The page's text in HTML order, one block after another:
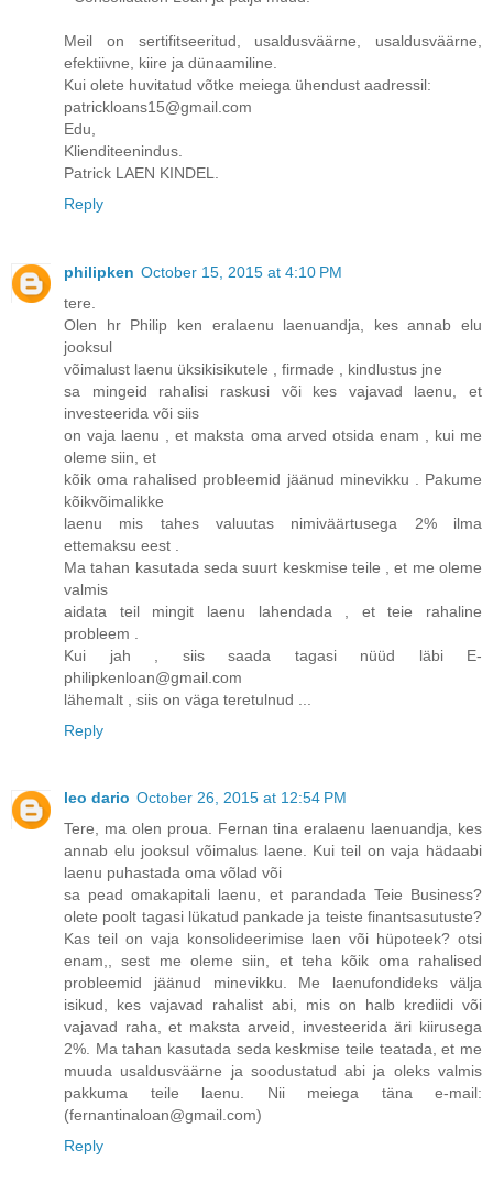
Meil on sertifitseeritud, usaldusväärne, usaldusväärne,
efektiivne, kiire ja dünaamiline.
Kui olete huvitatud võtke meiega ühendust aadressil:
patrickloans15@gmail.com
Edu,
Klienditeenindus.
Patrick LAEN KINDEL.
Reply
philipken October 15, 2015 at 4:10 PM
tere.
Olen hr Philip ken eralaenu laenuandja, kes annab elu
jooksul
võimalust laenu üksikisikutele , firmade , kindlustus jne
sa mingeid rahalisi raskusi või kes vajavad laenu, et
investeerida või siis
on vaja laenu , et maksta oma arved otsida enam , kui me
oleme siin, et
kõik oma rahalised probleemid jäänud minevikku . Pakume
kõikvõimalikke
laenu mis tahes valuutas nimiväärtusega 2% ilma
ettemaksu eest .
Ma tahan kasutada seda suurt keskmise teile , et me oleme
valmis
aidata teil mingit laenu lahendada , et teie rahaline
probleem .
Kui jah , siis saada tagasi nüüd läbi E-
philipkenloan@gmail.com
lähemalt , siis on väga teretulnud ...
Reply
leo dario October 26, 2015 at 12:54 PM
Tere, ma olen proua. Fernan tina eralaenu laenuandja, kes
annab elu jooksul võimalus laene. Kui teil on vaja hädaabi
laenu puhastada oma võlad või
sa pead omakapitali laenu, et parandada Teie Business?
olete poolt tagasi lükatud pankade ja teiste finantsasutuste?
Kas teil on vaja konsolideerimise laen või hüpoteek? otsi
enam,, sest me oleme siin, et teha kõik oma rahalised
probleemid jäänud minevikku. Me laenufondideks välja
isikud, kes vajavad rahalist abi, mis on halb krediidi või
vajavad raha, et maksta arveid, investeerida äri kiirusega
2%. Ma tahan kasutada seda keskmise teile teatada, et me
muuda usaldusväärne ja soodustatud abi ja oleks valmis
pakkuma teile laenu. Nii meiega täna e-mail:
(fernantinaloan@gmail.com)
Reply